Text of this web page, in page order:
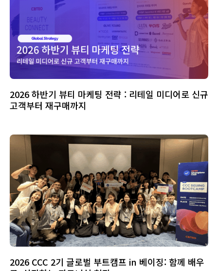
2026 하반기 뷰티 마케팅 전략 : 리테일 미디어로 신규
고객부터 재구매까지
2026 CCC 2기 글로벌 부트캠프 in 베이징: 함께 배우